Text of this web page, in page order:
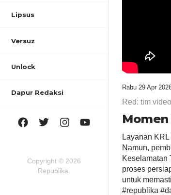
Lipsus
Versuz
Unlock
Dapur Redaksi
Copyright © 2026
Republika.
Rabu 29 Apr
Red: tim video
Layanan
Namun,
Keselamatan
proses
untuk
#republika